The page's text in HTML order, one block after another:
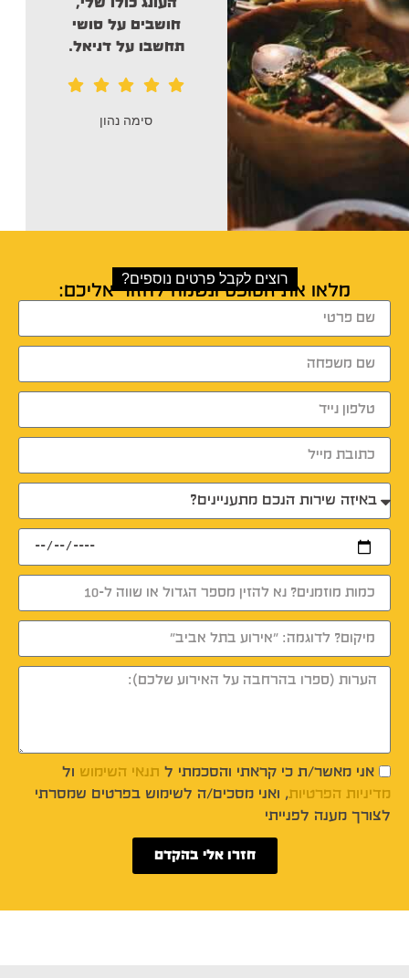
פוד והם ממשהצילו
אותי
למרות שגם להם
היה עומס .אני חייבת
להם המון! והאוכל
היה ממש
ממש מדהים.
העונג כולו שלי,
חושבים על סושי
תחשבו על דניאל.
סימה נהון
רוצים לקבל פרטים נוספים?
מלאו את הטופס ונשמח לחזור אליכם:
אני מאשר/ת כי קראתי והסכמתי ל תנאי השימוש ול
מדיניות הפרטיות, ואני מסכים/ה לשימוש בפרטים שמסרתי
לצורך מענה לפנייתי
חזרו אלי בהקדם